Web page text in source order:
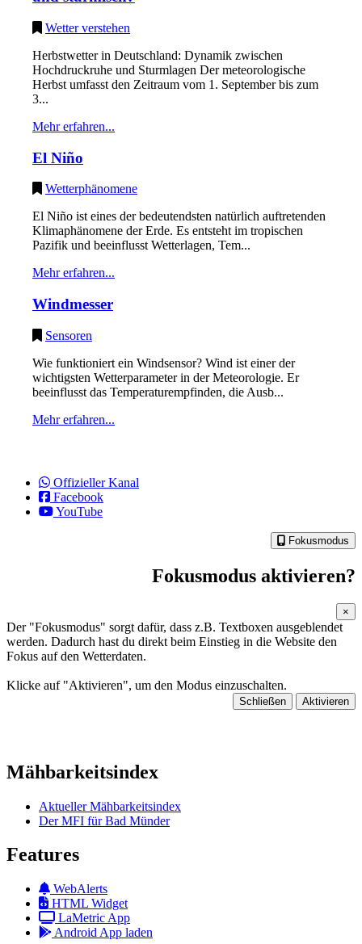
Wetter verstehen
Herbstwetter in Deutschland: Dynamik zwischen
Hochdruckruhe und Sturmlagen Der meteorologische
Herbst umfasst den Zeitraum vom 1. September bis zum
3...
Mehr erfahren...
El Niño
Wetterphänomene
El Niño ist eines der bedeutendsten natürlich auftretenden
Klimaphänomene der Erde. Es entsteht im tropischen
Pazifik und beeinflusst Wetterlagen, Tem...
Mehr erfahren...
Windmesser
Sensoren
Wie funktioniert ein Windsensor? Wind ist einer der
wichtigsten Wetterparameter in der Meteorologie. Er
beeinflusst das Temperaturempfinden, die Ausb...
Mehr erfahren...
Offizieller Kanal
Facebook
YouTube
Fokusmodus
Fokusmodus aktivieren?
×
Der "Fokusmodus" sorgt dafür, dass z.B. Textboxen ausgeblendet
werden. Dadurch hast du direkt beim Einstieg in die Website den
Fokus auf den Wetterdaten.
Klicke auf "Aktivieren", um den Modus einzuschalten.
Schließen Aktivieren
Mähbarkeitsindex
Aktueller Mähbarkeitsindex
Der MFI für Bad Münder
Features
WebAlerts
HTML Widget
LaMetric App
Android App laden